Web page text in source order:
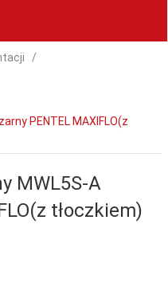
PENTEL MAXIFLO(z
MWL5S-A
tłoczkiem)